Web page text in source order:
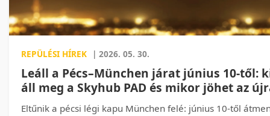
REPÜLÉSI HÍREK | 2026. 05. 30.
Leáll a Pécs–München járat június 10-től:
áll meg a Skyhub PAD és mikor jöhet az
Eltűnik a pécsi légi kapu München felé: június 10-től